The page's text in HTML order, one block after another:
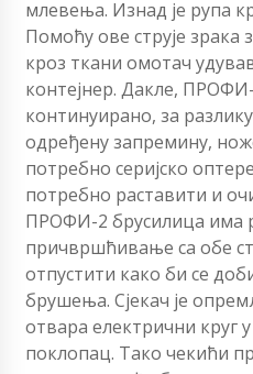
млевења. Изнад је рупа
Помоћу ове струје зрака
кроз ткани омотач
контејнер. Дакле,
континуирано, за
одређену запремину,
потребно серијско
потребно раставити и
ПРОФИ-2 брусилица има
причвршћивање са обе
отпустити како би се
брушења. Сјекач је
отвара електрични круг
поклопац. Тако чекићи